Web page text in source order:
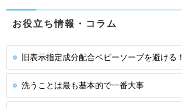
お役立ち情報・コラム
旧表示指定成分配合ベビーソープを避ける！
洗うことは最も基本的で一番大事